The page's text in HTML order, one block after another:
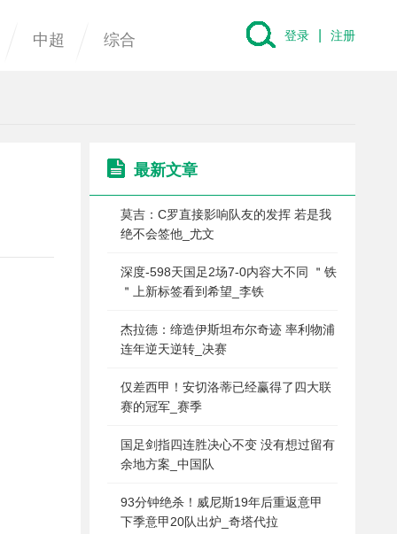
中超 综合 登录 注册
最新文章
莫吉：C罗直接影响队友的发挥 若是我
绝不会签他_尤文
深度-598天国足2场7-0内容大不同 ＂铁
＂上新标签看到希望_李铁
杰拉德：缔造伊斯坦布尔奇迹 率利物浦
连年逆天逆转_决赛
仅差西甲！安切洛蒂已经赢得了四大联
赛的冠军_赛季
国足剑指四连胜决心不变 没有想过留有
余地方案_中国队
93分钟绝杀！威尼斯19年后重返意甲
下季意甲20队出炉_奇塔代拉